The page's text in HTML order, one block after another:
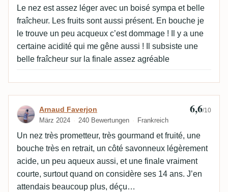
Le nez est assez léger avec un boisé sympa et belle
fraîcheur. Les fruits sont aussi présent. En bouche je
le trouve un peu acqueux c’est dommage ! Il y a une
certaine acidité qui me gêne aussi ! Il subsiste une
belle fraîcheur sur la finale assez agréable
Bewertung von Arnaud Faverjon
Arnaud Faverjon
März 2024 240 Bewertungen Frankreich
6,6/10
Un nez très prometteur, très gourmand et fruité, une
bouche très en retrait, un côté savonneux légèrement
acide, un peu aqueux aussi, et une finale vraiment
courte, surtout quand on considère ses 14 ans. J’en
attendais beaucoup plus, déçu…